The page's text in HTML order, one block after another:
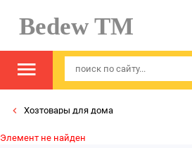
Bedew TM
Хозтовары для дома
Элемент не найден